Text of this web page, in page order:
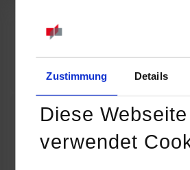
Zustimmung Details
Diese Webseite
verwendet
Online INDIS-Infoveranstaltung für
Zum Event
Technologietag: Clean Urban
nachhaltige Mobilität im